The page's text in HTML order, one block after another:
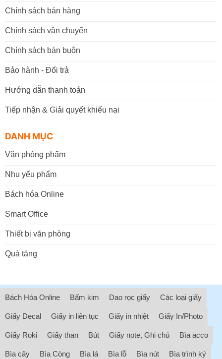
Chính sách bán hàng
Chính sách vận chuyển
Chính sách bán buôn
Bảo hành - Đổi trả
Hướng dẫn thanh toán
Tiếp nhận & Giải quyết khiếu nại
DANH MỤC
Văn phòng phẩm
Nhu yếu phẩm
Bách hóa Online
Smart Office
Thiết bị văn phòng
Quà tặng
Bách Hóa Online Bấm kim Dao rọc giấy Các loại giấy
Giấy Decal Giấy in liên tục Giấy in nhiệt Giấy In/Photo
Giấy Roki Giấy than Bút Giấy note, Ghi chú Bìa acco
Bìa cây Bìa Còng Bìa lá Bìa lỗ Bìa nút Bìa trình ký